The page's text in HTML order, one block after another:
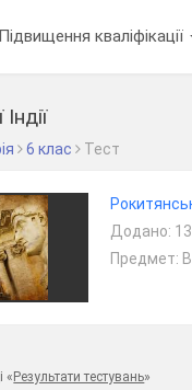
Підвищення кваліфікації
6 клас Тест
Рокитянська
Додано: 13
Предмет:
« Результати тестувань»